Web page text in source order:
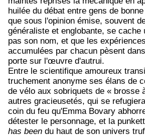
huilée du débat entre gens de
que sous l'opinion émise, souvent
généraliste et englobante, se cache
pas son nom, et que les
accumulées par chacun pèsent
porte sur l'œuvre d'autrui.
Entre le scientifique amoureux
truchement anonyme ses élans de
de vélo aux sobriquets de « brosse
autres gracieusetés, qui se
coin du feu qu'Emma Bovary
détester le personnage, et la
has been du haut de son univers